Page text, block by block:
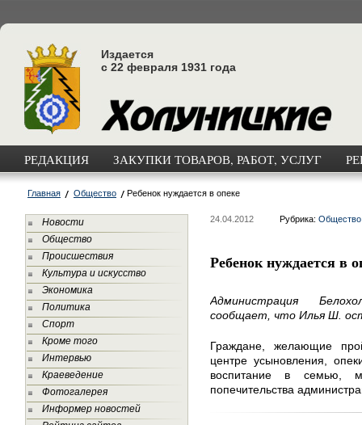
Издается
с 22 февраля 1931 года
РЕДАКЦИЯ ЗАКУПКИ ТОВАРОВ, РАБОТ, УСЛУГ
Главная Общество Ребенок нуждается в опеке
Новости
Общество
Происшествия
Культура и искусство
Экономика
Политика
Спорт
Кроме того
Интервью
Краеведение
Фотогалерея
Информер новостей
24.04.2012 Рубрика: Общество
Ребенок нуждается в
Администрация
сообщает, что Илья Ш.
Граждане, желающие
центре усыновления,
воспитание в семью,
попечительства